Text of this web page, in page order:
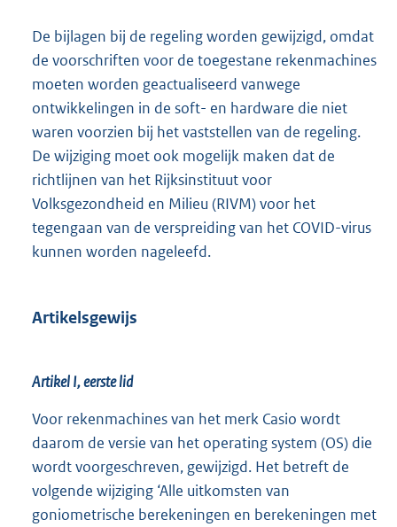
De bijlagen bij de regeling worden gewijzigd, omdat
de voorschriften voor de toegestane rekenmachines
moeten worden geactualiseerd vanwege
ontwikkelingen in de soft- en hardware die niet
waren voorzien bij het vaststellen van de regeling.
De wijziging moet ook mogelijk maken dat de
richtlijnen van het Rijksinstituut voor
Volksgezondheid en Milieu (RIVM) voor het
tegengaan van de verspreiding van het COVID-virus
kunnen worden nageleefd.
Artikelsgewijs
Artikel I, eerste lid
Voor rekenmachines van het merk Casio wordt
daarom de versie van het operating system (OS) die
wordt voorgeschreven, gewijzigd. Het betreft de
volgende wijziging ‘Alle uitkomsten van
goniometrische berekeningen en berekeningen met